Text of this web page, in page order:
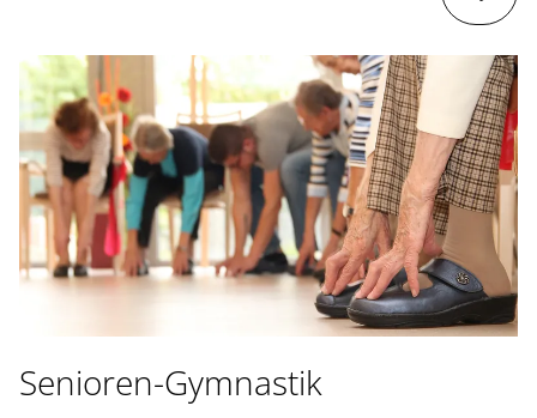
Senioren-Gymnastik